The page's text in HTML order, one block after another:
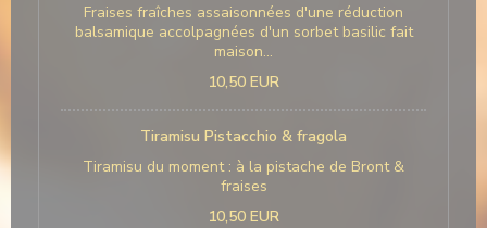
Fraises fraîches assaisonnées d'une réduction
balsamique accolpagnées d'un sorbet basilic fait
maison...
10,50 EUR
Tiramisu Pistacchio & fragola
Tiramisu du moment : à la pistache de Bront &
fraises
10,50 EUR